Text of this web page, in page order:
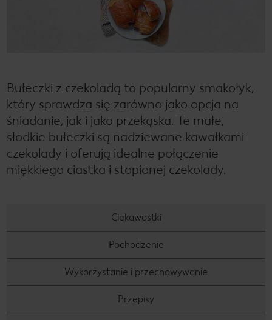
Bułeczki z czekoladą to popularny smakołyk,
który sprawdza się zarówno jako opcja na
śniadanie, jak i jako przekąska. Te małe,
słodkie bułeczki są nadziewane kawałkami
czekolady i oferują idealne połączenie
miękkiego ciastka i stopionej czekolady.
Ciekawostki
Pochodzenie
Wykorzystanie i przechowywanie
Przepisy